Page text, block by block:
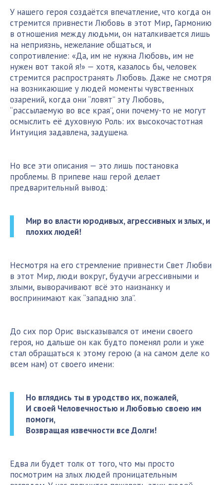
У нашего героя создаётся впечатление, что когда он
стремится привнести Любовь в этот Мир, Гармонию
в отношения между людьми, он наталкивается лишь
на неприязнь, нежелание общаться, и
сопротивление: «Да, им не нужна Любовь, им не
нужен вот такой я!» — хотя, казалось бы, человек
стремится распространять Любовь. Даже не смотря
на возникающие у людей моменты чувственных
озарений, когда они “ловят” эту Любовь,
“рассылаемую во все края”, они почему-то не могут
осмыслить её духовную Роль: их высокочастотная
Интуиция задавлена, задушена.
Но все эти описания — это лишь постановка
проблемы. В припеве наш герой делает
предварительный вывод:
Мир во власти юродивых, агрессивных и злых, и
плохих людей!
Несмотря на его стремление привнести Свет Любви
в этот Мир, люди вокруг, будучи агрессивными и
злыми, выворачивают всё это наизнанку и
воспринимают как “западню зла”.
До сих пор Орис высказывался от имени своего
героя, но дальше он как будто поменял роли и уже
стал обращаться к этому герою (а на самом деле ко
всем нам) от своего имени:
Но вглядись ты в уродство их, пожалей,
И своей Человечностью и Любовью своею им
помоги,
Возвращая извечности все Долги!
Едва ли будет толк от того, что мы просто
посмотрим на злых людей проницательным